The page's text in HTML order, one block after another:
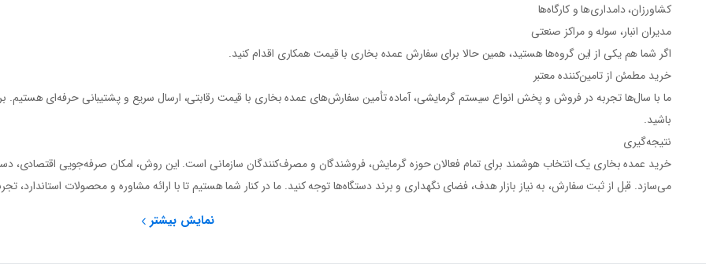
کشاورزان، دامداری‌ها و کارگاه‌ها
مدیران انبار، سوله و مراکز صنعتی
اگر شما هم یکی از این گروه‌ها هستید، همین حالا برای سفارش عمده بخاری با قیمت همکاری اقدام کنید.
خرید مطمئن از تامین‌کننده معتبر
ما با سال‌ها تجربه در فروش و پخش انواع سیستم گرمایشی، آماده تأمین سفارش‌های عمده بخاری با قیمت رقابتی، ارسال سریع وپشتیبانی حرفه‌ایهستیم.
باشید.
نتیجه‌گیری
خرید عمده بخاری یک انتخاب هوشمند برای تمام فعالان حوزه گرمایش، فروشندگان و مصرف‌کنندگان سازمانی است. این روش، امکان صرفه‌جویی اقتصادی،
می‌سازد. قبل از ثبت سفارش، به نیاز بازار هدف، فضای نگهداری و برند دستگاه‌ها توجه کنید. ما در کنار شما هستیم تا با ارائه مشاوره و محصولات استاندارد،
نمایش بیشتر